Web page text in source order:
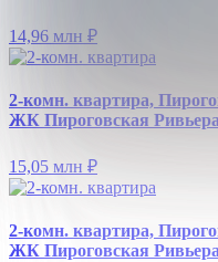
14,96 млн ₽
2-комн. квартира,
ЖК Пироговская Ривьера
15,05 млн ₽
2-комн. квартира,
ЖК Пироговская Ривьера